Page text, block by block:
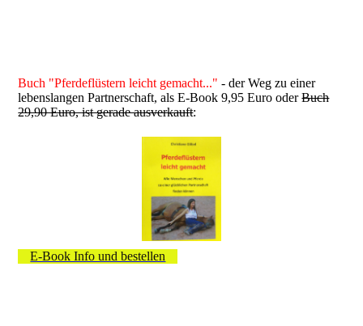
Buch "Pferdeflüstern leicht gemacht..." - der Weg zu einer
lebenslangen Partnerschaft, als E-Book 9,95 Euro oderBuch
29,90 Euro, ist gerade ausverkauft:
E-Book Info und bestellen